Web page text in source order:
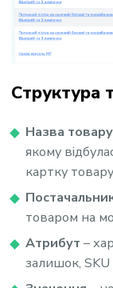
Структура
Назва товару
якому
картку
товаром на
Атрибут –
залишок,